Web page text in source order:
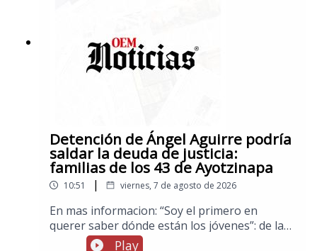
Detención de Ángel Aguirre podría
saldar la deuda de justicia:
familias de los 43 de Ayotzinapa
10:51 | viernes, 7 de agosto de 2026
En mas informacion: “Soy el primero en
querer saber dónde están los jóvenes”: de la
promesa a la detención de Ángel
Play